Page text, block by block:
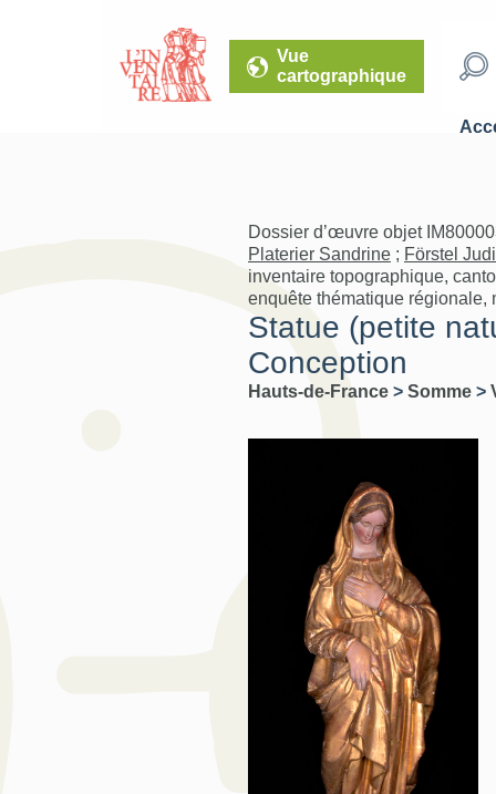
Vue
cartographique
Dossier d’œuvre objet
Platerier Sandrine ; Förstel
inventaire topographique,
enquête thématique régionale,
Statue (petite
Conception
Hauts-de-France > Somme >